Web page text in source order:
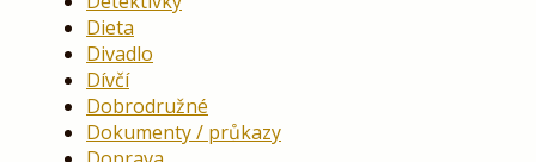
Dieta
Divadlo
Dívčí
Dobrodružné
Dokumenty / průkazy